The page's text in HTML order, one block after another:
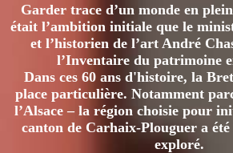
Garder trace d’un monde en
était l’ambition initiale que le
et l’historien de l’art André
l’Inventaire du patrimoine
Dans ces 60 ans d'histoire, la
place particulière. Notamment
l’Alsace – la région choisie pour
canton de Carhaix-Plouguer a
exploré.